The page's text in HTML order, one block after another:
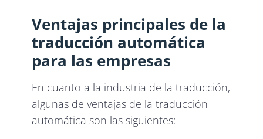
Ventajas principales de la
traducción automática
para las empresas
En cuanto a la industria de la traducción,
algunas de ventajas de la traducción
automática son las siguientes: